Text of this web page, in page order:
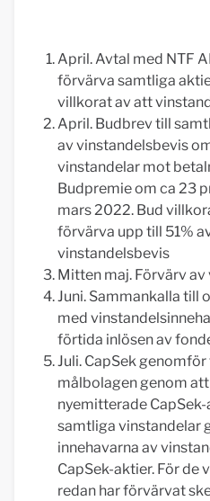
April. Avtal med NTF
förvärva samtliga
villkorat av att
April. Budbrev till
av vinstandelsbevis
vinstandelar mot
Budpremie om ca 23
mars 2022. Bud
förvärva upp till 51%
vinstandelsbevis
Mitten maj. Förvärv
Juni. Sammankalla till
med
förtida inlösen av
Juli. CapSek
målbolagen genom
nyemitterade
samtliga vinstandelar
innehavarna av
CapSek-aktier. För de
redan har förvärvat